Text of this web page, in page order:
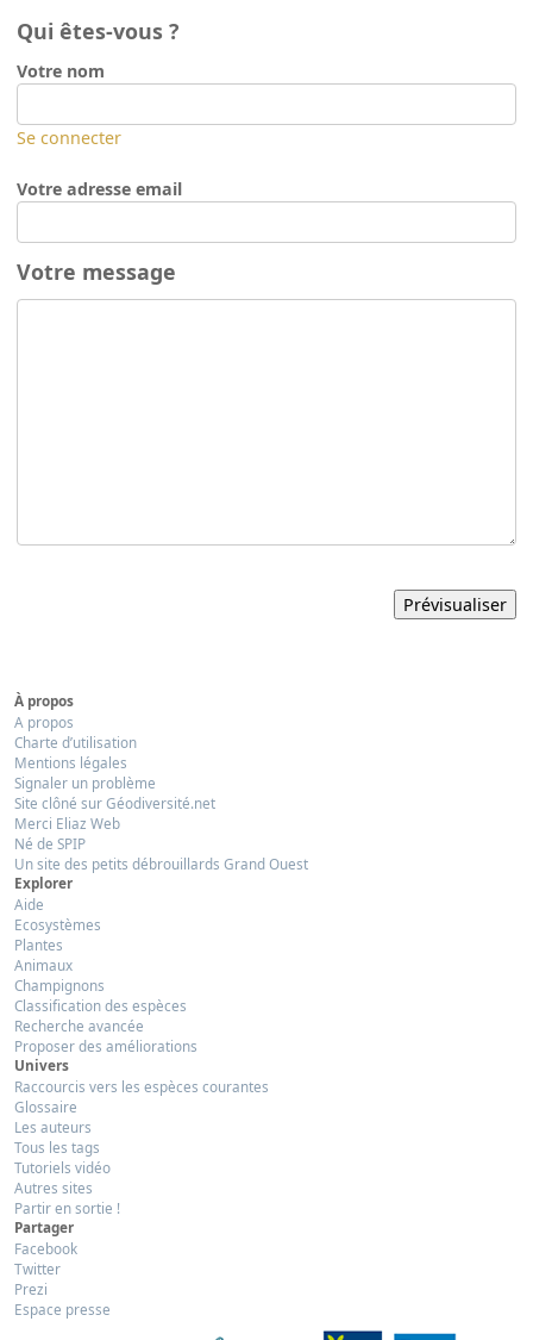
Qui êtes-vous ?
Votre nom
Se connecter
Votre adresse email
Votre message
À propos
A propos
Charte d’utilisation
Mentions légales
Signaler un problème
Site clôné sur Géodiversité.net
Merci Eliaz Web
Né de SPIP
Un site des petits débrouillards Grand Ouest
Explorer
Aide
Ecosystèmes
Plantes
Animaux
Champignons
Classification des espèces
Recherche avancée
Proposer des améliorations
Univers
Raccourcis vers les espèces courantes
Glossaire
Les auteurs
Tous les tags
Tutoriels vidéo
Autres sites
Partir en sortie !
Partager
Facebook
Twitter
Prezi
Espace presse